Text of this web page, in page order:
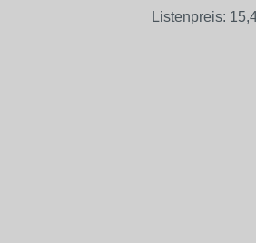
Listenpreis: